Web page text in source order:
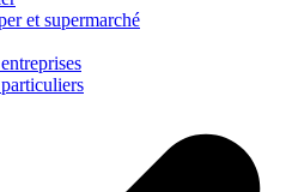
et supermarché